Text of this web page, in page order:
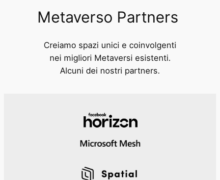
Metaverso Partners
Creiamo spazi unici e coinvolgenti
nei migliori Metaversi esistenti.
Alcuni dei nostri partners.